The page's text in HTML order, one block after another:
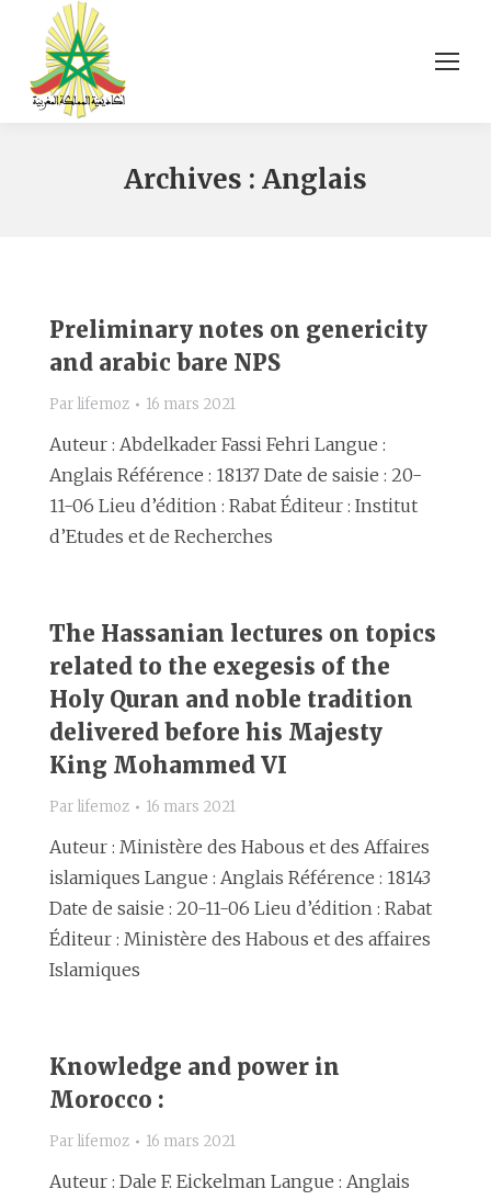
Archives : Anglais
Preliminary notes on genericity
and arabic bare NPS
Par lifemoz 16 mars 2021
Auteur : Abdelkader Fassi Fehri Langue :
Anglais Référence : 18137 Date de saisie : 20-
11-06 Lieu d’édition : Rabat Éditeur : Institut
d’Etudes et de Recherches
The Hassanian lectures on topics
related to the exegesis of the
Holy Quran and noble tradition
delivered before his Majesty
King Mohammed VI
Par lifemoz 16 mars 2021
Auteur : Ministère des Habous et des Affaires
islamiques Langue : Anglais Référence : 18143
Date de saisie : 20-11-06 Lieu d’édition : Rabat
Éditeur : Ministère des Habous et des affaires
Islamiques
Knowledge and power in
Morocco :
Par lifemoz 16 mars 2021
Auteur : Dale F. Eickelman Langue : Anglais